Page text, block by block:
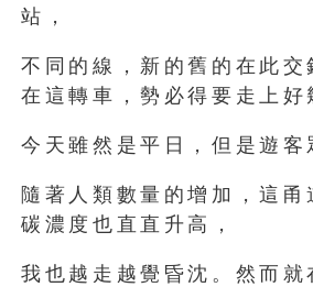
站，
不同的線，新的舊的在此交
在這轉車，勢必得要走上好
今天雖然是平日，但是遊客
隨著人類數量的增加，這甬
碳濃度也直直升高，
我也越走越覺昏沈。然而就